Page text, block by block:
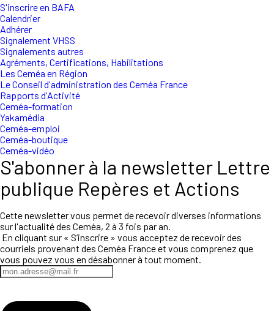
S'inscrire en BAFA
Calendrier
Adhérer
Signalement VHSS
Signalements autres
Agréments, Certifications, Habilitations
Les Ceméa en Région
Le Conseil d'administration des Ceméa France
Rapports d'Activité
Ceméa-formation
Yakamédia
Ceméa-emploi
Ceméa-boutique
Ceméa-vidéo
S'abonner à la newsletter Lettre
publique Repères et Actions
Cette newsletter vous permet de recevoir diverses informations
sur l'actualité des Ceméa, 2 à 3 fois par an.
En cliquant sur « S’inscrire » vous acceptez de recevoir des
courriels provenant des Ceméa France et vous comprenez que
vous pouvez vous en désabonner à tout moment.